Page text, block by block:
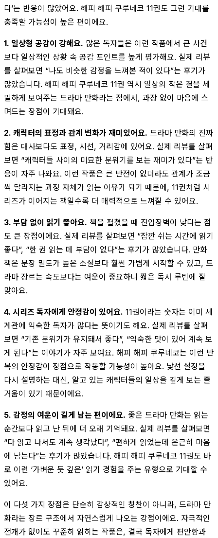
다’는 반응이 많았어요. 해피 해피 쿠루네코 11권도 그런 기대를
충족할 가능성이 높은 편이에요.
1. 일상형 공감이 강해요. 많은 독자들은 이런 작품에서 큰 사건
보다 일상적인 상황 속 공감 포인트를 높게 평가해요. 실제 리뷰
를 살펴보면 “나도 비슷한 감정을 느껴본 적이 있다”는 후기가
많았습니다. 해피 해피 쿠루네코 11권 역시 일상의 작은 결을 세
밀하게 보여주는 드라마 만화라는 점에서, 과장 없이 마음에 스
며드는 장점이 기대돼요.
2. 캐릭터의 표정과 관계 변화가 재미있어요. 드라마 만화의 진짜
힘은 대사보다도 표정, 시선, 거리감에 있어요. 실제 리뷰를 살펴
보면 “캐릭터들 사이의 미묘한 분위기를 보는 재미가 있다”는 반
응이 자주 나와요. 이런 작품은 큰 반전이 없더라도 관계가 조금
씩 달라지는 과정 자체가 읽는 이유가 되기 때문에, 11권처럼 시
리즈가 이어지는 책일수록 더 매력적으로 느껴질 수 있어요.
3. 부담 없이 읽기 좋아요. 책을 펼쳤을 때 진입장벽이 낮다는 점
도 큰 장점이에요. 실제 리뷰를 살펴보면 “잠깐 쉬는 시간에 읽기
좋다”, “한 권 읽는 데 부담이 없다”는 후기가 많았습니다. 만화
책은 문장 밀도가 높은 소설보다 훨씬 가볍게 시작할 수 있고, 드
라마 장르는 속도보다는 여운이 중요하니 짧은 독서 루틴에 잘
맞아요.
4. 시리즈 독자에게 안정감이 있어요. 11권이라는 숫자는 이미 세
계관에 익숙한 독자가 많다는 뜻이기도 해요. 실제 리뷰를 살펴
보면 “기존 분위기가 유지돼서 좋다”, “익숙한 맛이 있어 계속 보
게 된다”는 이야기가 자주 보여요. 해피 해피 쿠루네코는 이런 반
복의 안정감이 장점으로 작동할 가능성이 높아요. 낯선 설정을
다시 설명하는 대신, 알고 있는 캐릭터들의 일상을 깊게 보는 즐
거움이 있기 때문이에요.
5. 감정의 여운이 길게 남는 편이에요. 좋은 드라마 만화는 읽는
순간보다 읽고 난 뒤에 더 오래 기억돼요. 실제 리뷰를 살펴보면
“다 읽고 나서도 계속 생각났다”, “편하게 읽었는데 은근히 마음
에 남는다”는 후기가 많았습니다. 해피 해피 쿠루네코 11권도 바
로 이런 ‘가벼운 듯 깊은’ 읽기 경험을 주는 유형으로 기대할 수
있어요.
이 다섯 가지 장점은 단순히 감상적인 칭찬이 아니라, 드라마 만
화라는 장르 구조에서 자연스럽게 나오는 강점이에요. 자극적인
전개가 없어도 꾸준히 읽히는 작품은, 결국 독자에게 편안함과